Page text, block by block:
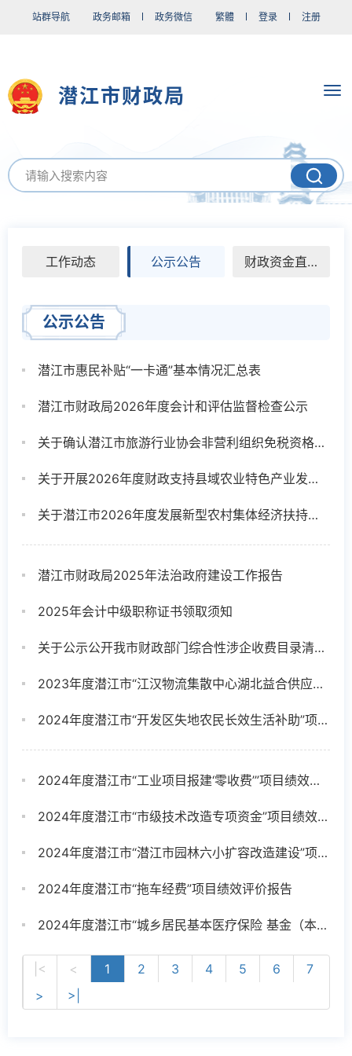
站群导航 政务邮箱 政务微信 繁體 登录 注册
潜江市财政局
工作动态 公示公告 财政资金直达基层
公示公告
潜江市惠民补贴“一卡通”基本情况汇总表
潜江市财政局2026年度会计和评估监督检查公示
关于确认潜江市旅游行业协会非营利组织免税资格的通知
关于开展2026年度财政支持县域农业特色产业发展工作的通知
关于潜江市2026年度发展新型农村集体经济扶持项目公示
潜江市财政局2025年法治政府建设工作报告
2025年会计中级职称证书领取须知
关于公示公开我市财政部门综合性涉企收费目录清单的说明
2023年度潜江市“江汉物流集散中心湖北益合供应链有限公司快递揽收件补贴”项目绩效评价报告
2024年度潜江市“开发区失地农民长效生活补助”项目绩效评价报告
2024年度潜江市“工业项目报建‘零收费’”项目绩效评价报告
2024年度潜江市“市级技术改造专项资金”项目绩效评价报告
2024年度潜江市“潜江市园林六小扩容改造建设”项目绩效评价报告
2024年度潜江市“拖车经费”项目绩效评价报告
2024年度潜江市“城乡居民基本医疗保险 基金（本级配套）”项目绩效评价报告
|< < 1 2 3 4 5 6
7
>
>|